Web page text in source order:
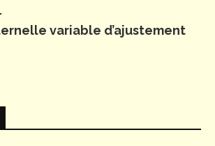
variable d’ajustement